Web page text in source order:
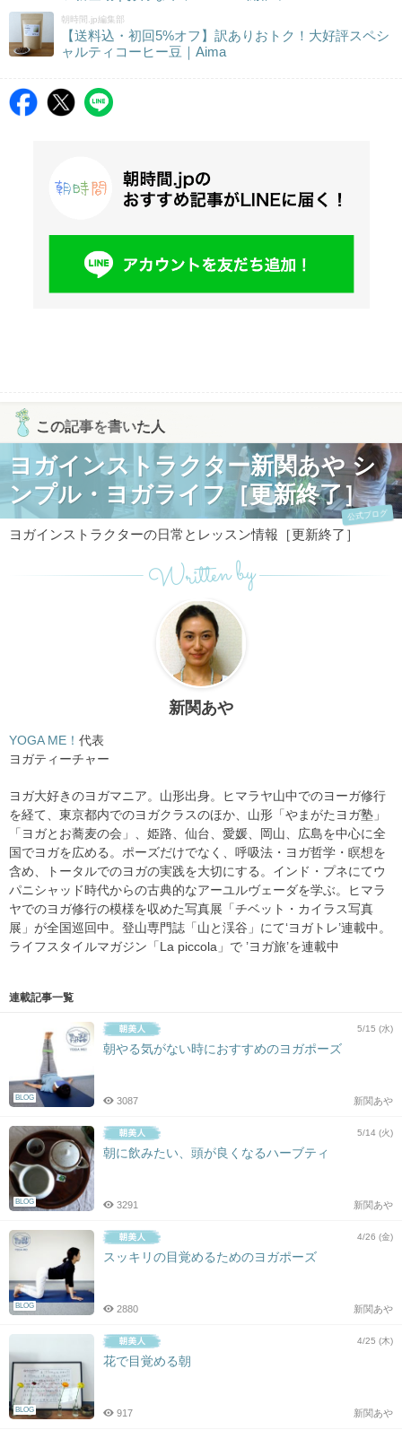
朝時間.jp編集部
【送料込・初回5%オフ】訳ありおトク！大好評スペシ
ャルティコーヒー豆｜Aima
この記事を書いた人
ヨガインストラクター新関あや シ
ンプル・ヨガライフ［更新終了］
公式ブログ
ヨガインストラクターの日常とレッスン情報［更新終了］
Written by
新関あや
YOGA ME！ 代表
ヨガティーチャー
ヨガ大好きのヨガマニア。山形出身。ヒマラヤ山中でのヨーガ修行
を経て、東京都内でのヨガクラスのほか、山形「やまがたヨガ塾」
「ヨガとお蕎麦の会」、姫路、仙台、愛媛、岡山、広島を中心に全
国でヨガを広める。ポーズだけでなく、呼吸法・ヨガ哲学・瞑想を
含め、トータルでのヨガの実践を大切にする。インド・プネにてウ
パニシャッド時代からの古典的なアーユルヴェーダを学ぶ。ヒマラ
ヤでのヨガ修行の模様を収めた写真展「チベット・カイラス写真
展」が全国巡回中。登山専門誌「山と渓谷」にて‘ヨガトレ’連載中。
ライフスタイルマガジン「La piccola」で ’ヨガ旅’を連載中
連載記事一覧
BLOG
5/15 (水)
朝やる気がない時におすすめのヨガポーズ
新関あや
3087
BLOG
5/14 (火)
朝に飲みたい、頭が良くなるハーブティ
新関あや
3291
BLOG
4/26 (金)
スッキリの目覚めるためのヨガポーズ
新関あや
2880
BLOG
4/25 (木)
花で目覚める朝
新関あや
917